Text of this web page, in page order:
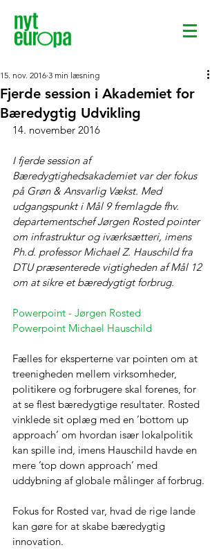
Fjerde session i Akademiet for
Bæredygtig Udvikling
15. nov. 2016 3 min læsning
14. november 2016
I fjerde session af
Bæredygtighedsakademiet var der fokus
på Grøn & Ansvarlig Vækst. Med
udgangspunkt i Mål 9 fremlagde fhv.
departementschef Jørgen Rosted pointer
om infrastruktur og iværksætteri, imens
Ph.d. professor Michael Z. Hauschild fra
DTU præsenterede vigtigheden af Mål 12
om at sikre et bæredygtigt forbrug.
Powerpoint - Jørgen Rosted
Powerpoint Michael Hauschild
Fælles for eksperterne var pointen om at
treenigheden mellem virksomheder,
politikere og forbrugere skal forenes, for
at se flest bæredygtige resultater. Rosted
vinklede sit oplæg med en ’bottom up
approach’ om hvordan især lokalpolitik
kan spille ind, imens Hauschild havde en
mere ’top down approach’ med
uddybning af globale målinger af forbrug.
Fokus for Rosted var, hvad de rige lande
kan gøre for at skabe bæredygtig
innovation.